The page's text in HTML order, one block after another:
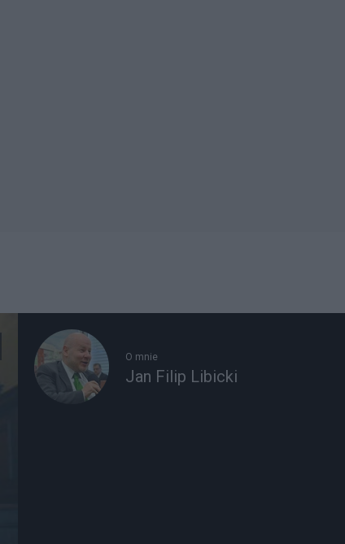
O mnie
Jan Filip Libicki